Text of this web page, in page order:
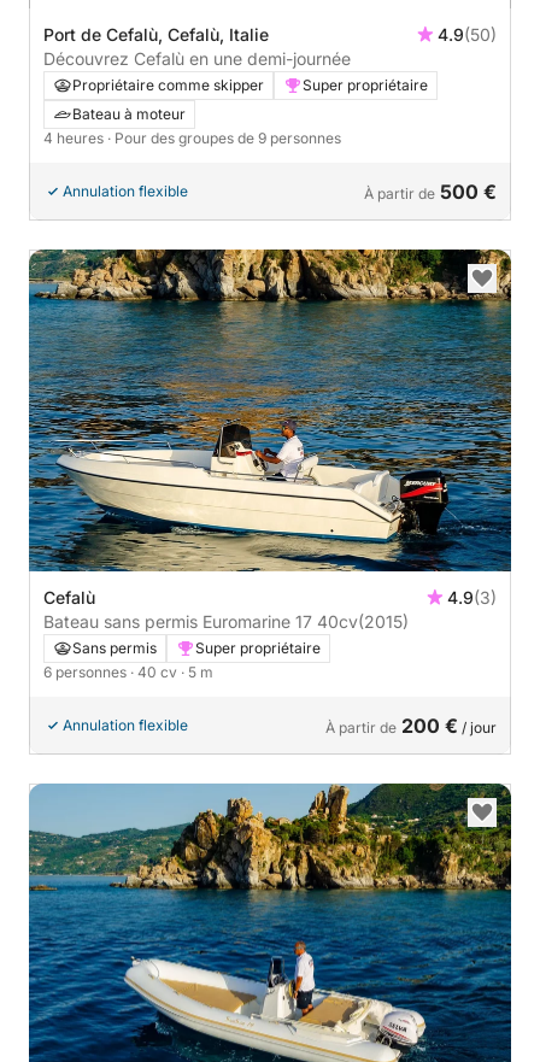
Port de Cefalù, Cefalù, Italie 4.9(50)
Découvrez Cefalù en une demi-journée
Propriétaire comme skipper
Super propriétaire
Bateau à moteur
4 heures · Pour des groupes de 9 personnes
Annulation flexible À partir de 500 €
Cefalù 4.9(3)
Bateau sans permis Euromarine 17 40cv(2015)
Sans permis
Super propriétaire
6 personnes · 40 cv · 5 m
Annulation flexible À partir de 200 € / jour